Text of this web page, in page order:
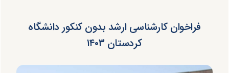
فراخوان کارشناسی ارشد بدون کنکور دانشگاه
کردستان ۱۴۰۳